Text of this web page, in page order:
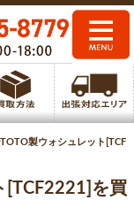
製ウォシュレット
[TCF2221]を買